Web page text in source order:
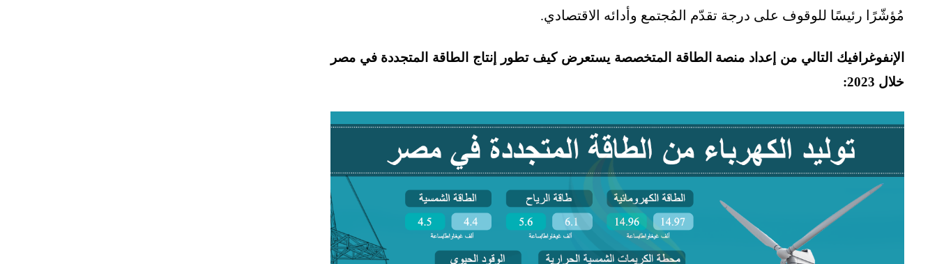
مُؤشّرًا رئيسًا للوقوف على درجة تقدّم المُجتمع وأدائه الاقتصادي.
الإنفوغرافيك التالي من إعداد منصة الطاقة المتخصصة يستعرض كيف تطور إنتاج الطاقة المتجددة في مصر
خلال 2023: